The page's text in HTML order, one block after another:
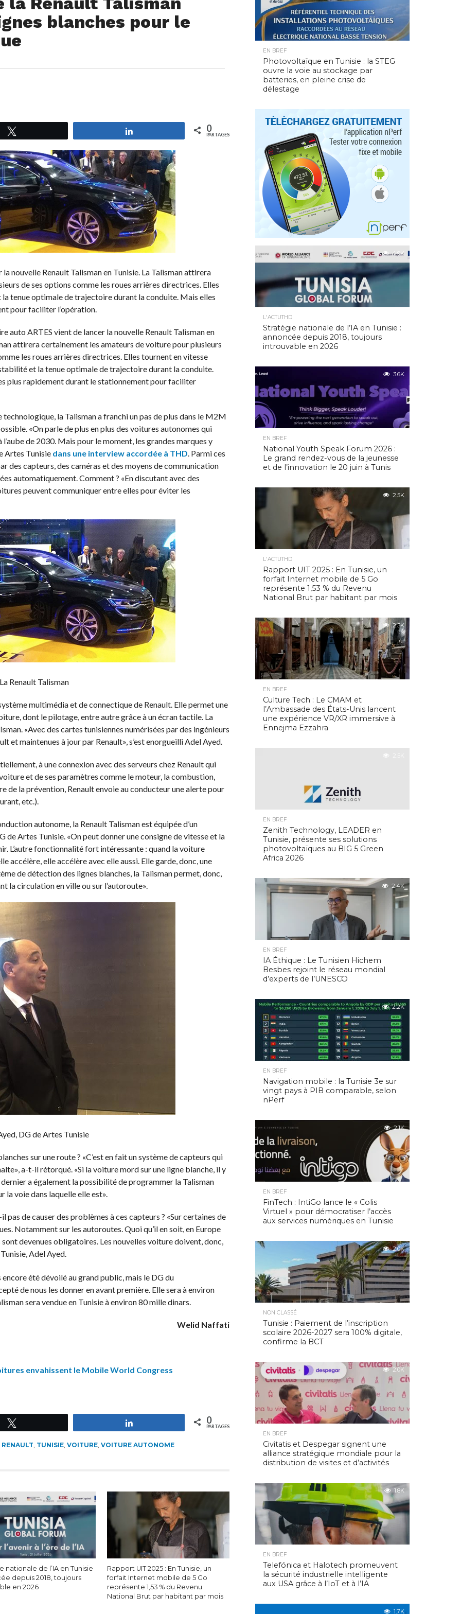
blanches pour le
0
PARTAGES
nouvelle Renault Talisman en Tunisie. La Talisman attirera
de ses options comme les roues arrières directrices. Elles
tenue optimale de trajectoire durant la conduite. Mais elles
pour faciliter l’opération.
auto ARTES vient de lancer la nouvelle Renault Talisman en
attirera certainement les amateurs de voiture pour plusieurs
les roues arrières directrices. Elles tournent en vitesse
et la tenue optimale de trajectoire durant la conduite.
plus rapidement durant le stationnement pour faciliter
technologique, la Talisman a franchi un pas de plus dans le M2M
«On parle de plus en plus des voitures autonomes qui
de 2030. Mais pour le moment, les grandes marques y
Artes Tunisie dans une interview accordée à THD. Parmi ces
des capteurs, des caméras et des moyens de communication
automatiquement. Comment ? «En discutant avec des
peuvent communiquer entre elles pour éviter les
Renault Talisman
multimédia et de connectique de Renault. Elle permet une
dont le pilotage, entre autre grâce à un écran tactile. La
«Avec des cartes tunisiennes numérisées par des ingénieurs
et maintenues à jour par Renault», s’est enorgueilli Adel Ayed.
à une connexion avec des serveurs chez Renault qui
et de ses paramètres comme le moteur, la combustion,
de la prévention, Renault envoie au conducteur une alerte pour
etc.).
autonome, la Renault Talisman est équipée d’un
Artes Tunisie. «On peut donner une consigne de vitesse et la
L’autre fonctionnalité fort intéressante : quand la voiture
accélère, elle accélère avec elle aussi. Elle garde, donc, une
de détection des lignes blanches, la Talisman permet, donc,
la circulation en ville ou sur l’autoroute».
DG de Artes Tunisie
sur une route ? «C’est en fait un système de capteurs qui
a-t-il rétorqué. «Si la voiture mord sur une ligne blanche, il y
a également la possibilité de programmer la Talisman
la voie dans laquelle elle est».
pas de causer des problèmes à ces capteurs ? «Sur certaines de
Notamment sur les autoroutes. Quoi qu’il en soit, en Europe
devenues obligatoires. Les nouvelles voiture doivent, donc,
Adel Ayed.
été dévoilé au grand public, mais le DG du
de nous les donner en avant première. Elle sera à environ
sera vendue en Tunisie à environ 80 mille dinars.
Welid Naffati
envahissent le Mobile World Congress
0
PARTAGES
RENAULT, TUNISIE, VOITURE, VOITURE AUTONOME
nationale de l’IA en Tunisie
depuis 2018, toujours
en 2026
Rapport UIT 2025 : En Tunisie, un
forfait Internet mobile de 5 Go
représente 1,53 % du Revenu
National Brut par habitant par mois
EN BREF
Photovoltaïque en Tunisie : la STEG
ouvre la voie au stockage par
batteries, en pleine crise de
délestage
4.9K
L'ACTUTHD
Stratégie nationale de l’IA en Tunisie :
annoncée depuis 2018, toujours
introuvable en 2026
3.6K
EN BREF
National Youth Speak Forum 2026 :
Le grand rendez-vous de la jeunesse
et de l’innovation le 20 juin à Tunis
2.5K
L'ACTUTHD
Rapport UIT 2025 : En Tunisie, un
forfait Internet mobile de 5 Go
représente 1,53 % du Revenu
National Brut par habitant par mois
2.5K
EN BREF
Culture Tech : Le CMAM et
l’Ambassade des États-Unis lancent
une expérience VR/XR immersive à
Ennejma Ezzahra
2.5K
EN BREF
Zenith Technology, LEADER en
Tunisie, présente ses solutions
photovoltaïques au BIG 5 Green
Africa 2026
2.4K
EN BREF
IA Éthique : Le Tunisien Hichem
Besbes rejoint le réseau mondial
d’experts de l’UNESCO
2.2K
EN BREF
Navigation mobile : la Tunisie 3e sur
vingt pays à PIB comparable, selon
nPerf
2.1K
EN BREF
FinTech : IntiGo lance le « Colis
Virtuel » pour démocratiser l’accès
aux services numériques en Tunisie
2.0K
NON CLASSÉ
Tunisie : Paiement de l’inscription
scolaire 2026-2027 sera 100% digitale,
confirme la BCT
2.0K
EN BREF
Civitatis et Despegar signent une
alliance stratégique mondiale pour la
distribution de visites et d’activités
1.8K
EN BREF
Telefónica et Halotech promeuvent
la sécurité industrielle intelligente
aux USA grâce à l’IoT et à l’IA
1.7K